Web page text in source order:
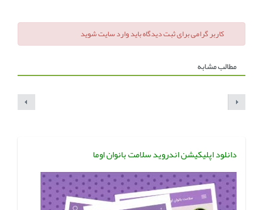
کاربر گرامی برای ثبت دیدگاه باید وارد سایت شوید
مطالب مشابه
دانلود اپلیکیشن اندروید سلامت بانوان اوما